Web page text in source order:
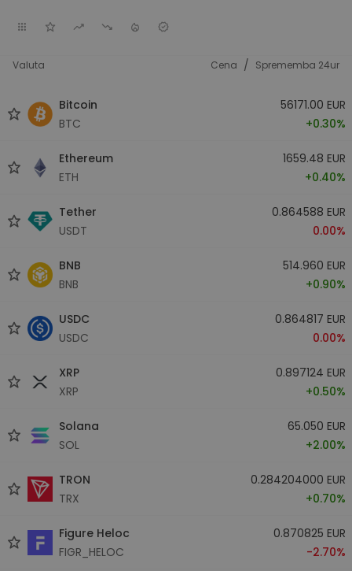
Valuta Cena / Sprememba 24ur
Bitcoin
BTC
56171.00 EUR
+0.30%
Ethereum
ETH
1659.48 EUR
+0.40%
Tether
USDT
0.864588 EUR
0.00%
BNB
BNB
514.960 EUR
+0.90%
USDC
USDC
0.864817 EUR
0.00%
XRP
XRP
0.897124 EUR
+0.50%
Solana
SOL
65.050 EUR
+2.00%
TRON
TRX
0.284204000 EUR
+0.70%
Figure Heloc
FIGR_HELOC
0.870825 EUR
-2.70%